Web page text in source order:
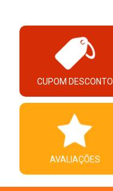
CUPOM DESCONTO
AVALIAÇÕES